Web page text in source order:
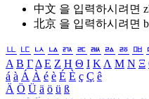
中文 을 입력하시려면
北京 을 입력하시려면
ㅥ ㅦ ㅧ ㅨ ㅩ ㅪ ㅫ ㅬ ㅭ ㅮ
Α Β ΓΔ Ε Ζ Η Θ Ι ΚΛ Μ Ν Ξ
á à Á À é è É È ç Ç ê
Ä Ö Ü ä ö ü ß